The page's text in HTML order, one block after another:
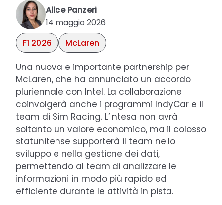
Alice Panzeri
14 maggio 2026
F1 2026
McLaren
Una nuova e importante partnership per
McLaren, che ha annunciato un accordo
pluriennale con Intel. La collaborazione
coinvolgerà anche i programmi IndyCar e il
team di Sim Racing. L’intesa non avrà
soltanto un valore economico, ma il colosso
statunitense supporterà il team nello
sviluppo e nella gestione dei dati,
permettendo al team di analizzare le
informazioni in modo più rapido ed
efficiente durante le attività in pista.